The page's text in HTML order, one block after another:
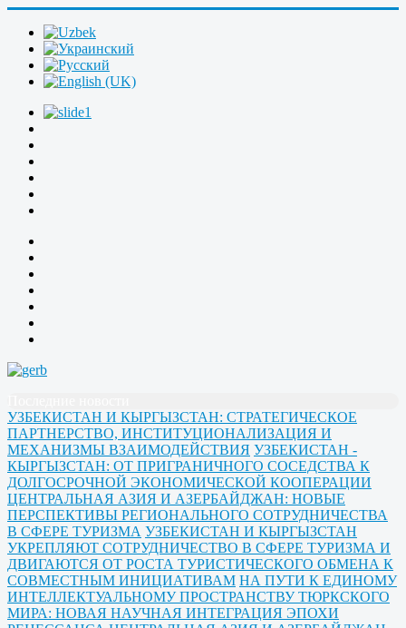
УЗБЕКИСТАН И КЫРГЫЗСТАН: СТРАТЕГИЧЕСКОЕ
ПАРТНЕРСТВО, ИНСТИТУЦИОНАЛИЗАЦИЯ И
МЕХАНИЗМЫ ВЗАИМОДЕЙСТВИЯ УЗБЕКИСТАН -
КЫРГЫЗСТАН: ОТ ПРИГРАНИЧНОГО СОСЕДСТВА К
ДОЛГОСРОЧНОЙ ЭКОНОМИЧЕСКОЙ КООПЕРАЦИИ
ЦЕНТРАЛЬНАЯ АЗИЯ И АЗЕРБАЙДЖАН: НОВЫЕ
ПЕРСПЕКТИВЫ РЕГИОНАЛЬНОГО СОТРУДНИЧЕСТВА
В СФЕРЕ ТУРИЗМА УЗБЕКИСТАН И КЫРГЫЗСТАН
УКРЕПЛЯЮТ СОТРУДНИЧЕСТВО В СФЕРЕ ТУРИЗМА И
ДВИГАЮТСЯ ОТ РОСТА ТУРИСТИЧЕСКОГО ОБМЕНА К
СОВМЕСТНЫМ ИНИЦИАТИВАМ НА ПУТИ К ЕДИНОМУ
ИНТЕЛЛЕКТУАЛЬНОМУ ПРОСТРАНСТВУ ТЮРКСКОГО
МИРА: НОВАЯ НАУЧНАЯ ИНТЕГРАЦИЯ ЭПОХИ